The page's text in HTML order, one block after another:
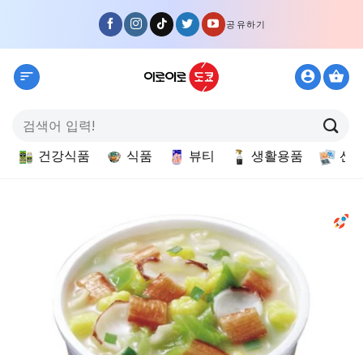
content
공유하기
색:
건강식품 식품 뷰티 생활용품 선